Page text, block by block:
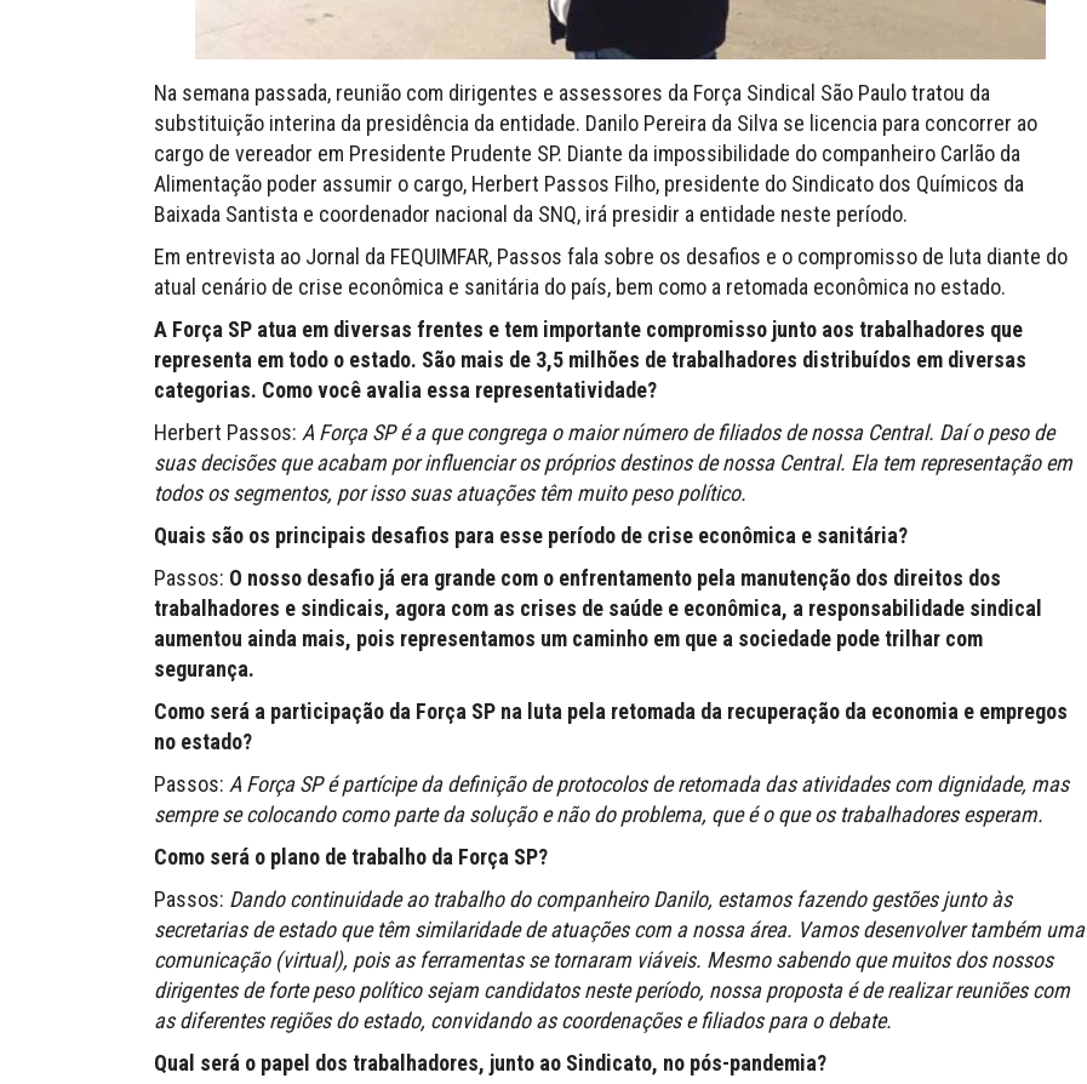
Na semana passada, reunião com dirigentes e assessores da Força Sindical São Paulo tratou da
substituição interina da presidência da entidade. Danilo Pereira da Silva se licencia para concorrer ao
cargo de vereador em Presidente Prudente SP. Diante da impossibilidade do companheiro Carlão da
Alimentação poder assumir o cargo, Herbert Passos Filho, presidente do Sindicato dos Químicos da
Baixada Santista e coordenador nacional da SNQ, irá presidir a entidade neste período.
Em entrevista ao Jornal da FEQUIMFAR, Passos fala sobre os desafios e o compromisso de luta diante do
atual cenário de crise econômica e sanitária do país, bem como a retomada econômica no estado.
A Força SP atua em diversas frentes e tem importante compromisso junto aos trabalhadores que
representa em todo o estado. São mais de 3,5 milhões de trabalhadores distribuídos em diversas
categorias. Como você avalia essa representatividade?
Herbert Passos: A Força SP é a que congrega o maior número de filiados de nossa Central. Daí o peso de
suas decisões que acabam por influenciar os próprios destinos de nossa Central. Ela tem representação em
todos os segmentos, por isso suas atuações têm muito peso político.
Quais são os principais desafios para esse período de crise econômica e sanitária?
Passos: O nosso desafio já era grande com o enfrentamento pela manutenção dos direitos dos
trabalhadores e sindicais, agora com as crises de saúde e econômica, a responsabilidade sindical
aumentou ainda mais, pois representamos um caminho em que a sociedade pode trilhar com
segurança.
Como será a participação da Força SP na luta pela retomada da recuperação da economia e empregos
no estado?
Passos: A Força SP é partícipe da definição de protocolos de retomada das atividades com dignidade, mas
sempre se colocando como parte da solução e não do problema, que é o que os trabalhadores esperam.
Como será o plano de trabalho da Força SP?
Passos: Dando continuidade ao trabalho do companheiro Danilo, estamos fazendo gestões junto às
secretarias de estado que têm similaridade de atuações com a nossa área. Vamos desenvolver também uma
comunicação (virtual), pois as ferramentas se tornaram viáveis. Mesmo sabendo que muitos dos nossos
dirigentes de forte peso político sejam candidatos neste período, nossa proposta é de realizar reuniões com
as diferentes regiões do estado, convidando as coordenações e filiados para o debate.
Qual será o papel dos trabalhadores, junto ao Sindicato, no pós-pandemia?